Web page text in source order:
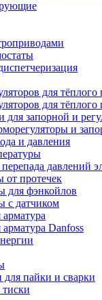
для тёплого
для тёплого
для запорной и
и
и давления
давлений
протечек
для фэнкойлов
с датчиком
Danfoss
для пайки и сварки